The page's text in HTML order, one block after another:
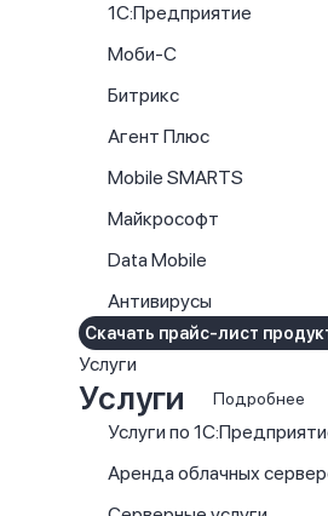
1С:Предприятие
Моби-С
Битрикс
Агент Плюс
Mobile SMARTS
Майкрософт
Data Mobile
Антивирусы
Скачать прайс-лист
Услуги
Услуги Подробнее
Услуги по
Аренда облачных